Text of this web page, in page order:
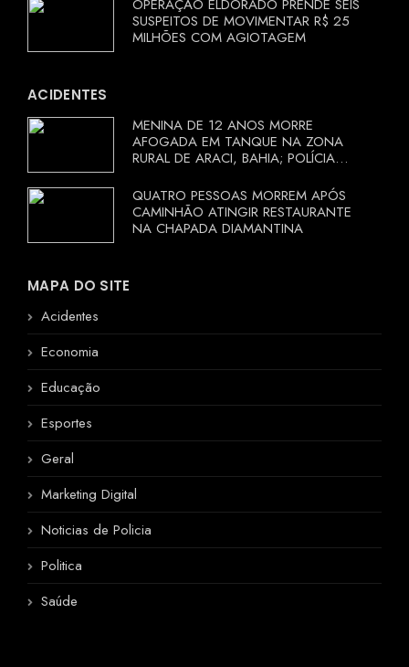
OPERAÇÃO ELDORADO PRENDE SEIS
SUSPEITOS DE MOVIMENTAR R$ 25
MILHÕES COM AGIOTAGEM
ACIDENTES
MENINA DE 12 ANOS MORRE
AFOGADA EM TANQUE NA ZONA
RURAL DE ARACI, BAHIA; POLÍCIA
QUATRO PESSOAS MORREM APÓS
CAMINHÃO ATINGIR RESTAURANTE
NA CHAPADA DIAMANTINA
MAPA DO SITE
Acidentes
Economia
Educação
Esportes
Geral
Marketing Digital
Noticias de Policia
Politica
Saúde